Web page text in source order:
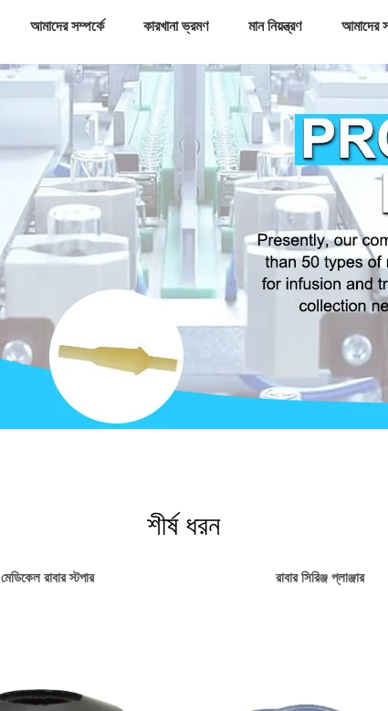
আমাদের সম্পর্কে কারখানা ভ্রমণ মান নিয়ন্ত্রণ আমাদের
শীর্ষ ধরন
মেডিকেল রাবার স্টপার রাবার সিরিঞ্জ প্লাঞ্জার